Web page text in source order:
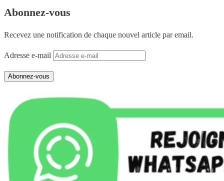
Abonnez-vous
Recevez une notification de chaque nouvel article par email.
Adresse e-mail
Abonnez-vous